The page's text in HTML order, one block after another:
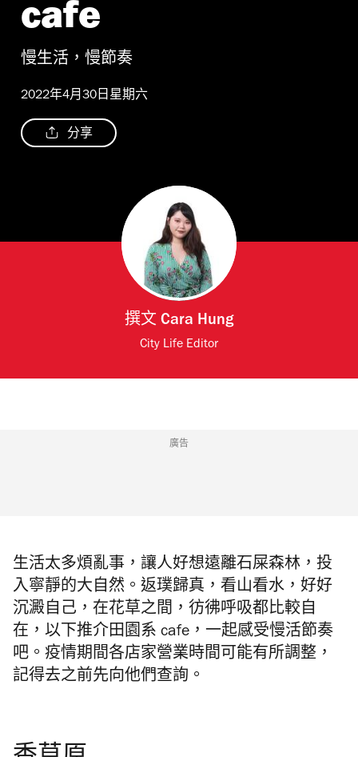
cafe
慢生活，慢節奏
2022年4月30日星期六
分享
撰文 Cara Hung
City Life Editor
廣告
生活太多煩亂事，讓人好想遠離石屎森林，投
入寧靜的大自然。返璞歸真，看山看水，好好
沉澱自己，在花草之間，彷彿呼吸都比較自
在，以下推介田園系 cafe，一起感受慢活節奏
吧。疫情期間各店家營業時間可能有所調整，
記得去之前先向他們查詢。